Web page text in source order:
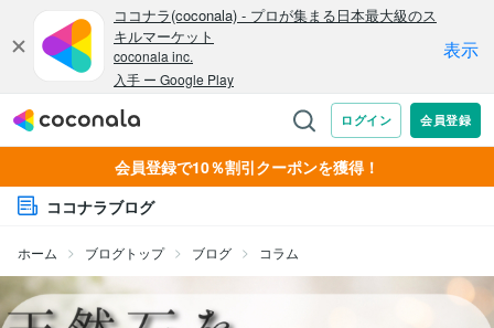
会員登録で10％割引クーポンを獲得！
ココナラブログ
ホーム ブログトップ ブログ コラム